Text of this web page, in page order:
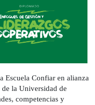
Escuela Confiar en alianza
la Universidad de
competencias y